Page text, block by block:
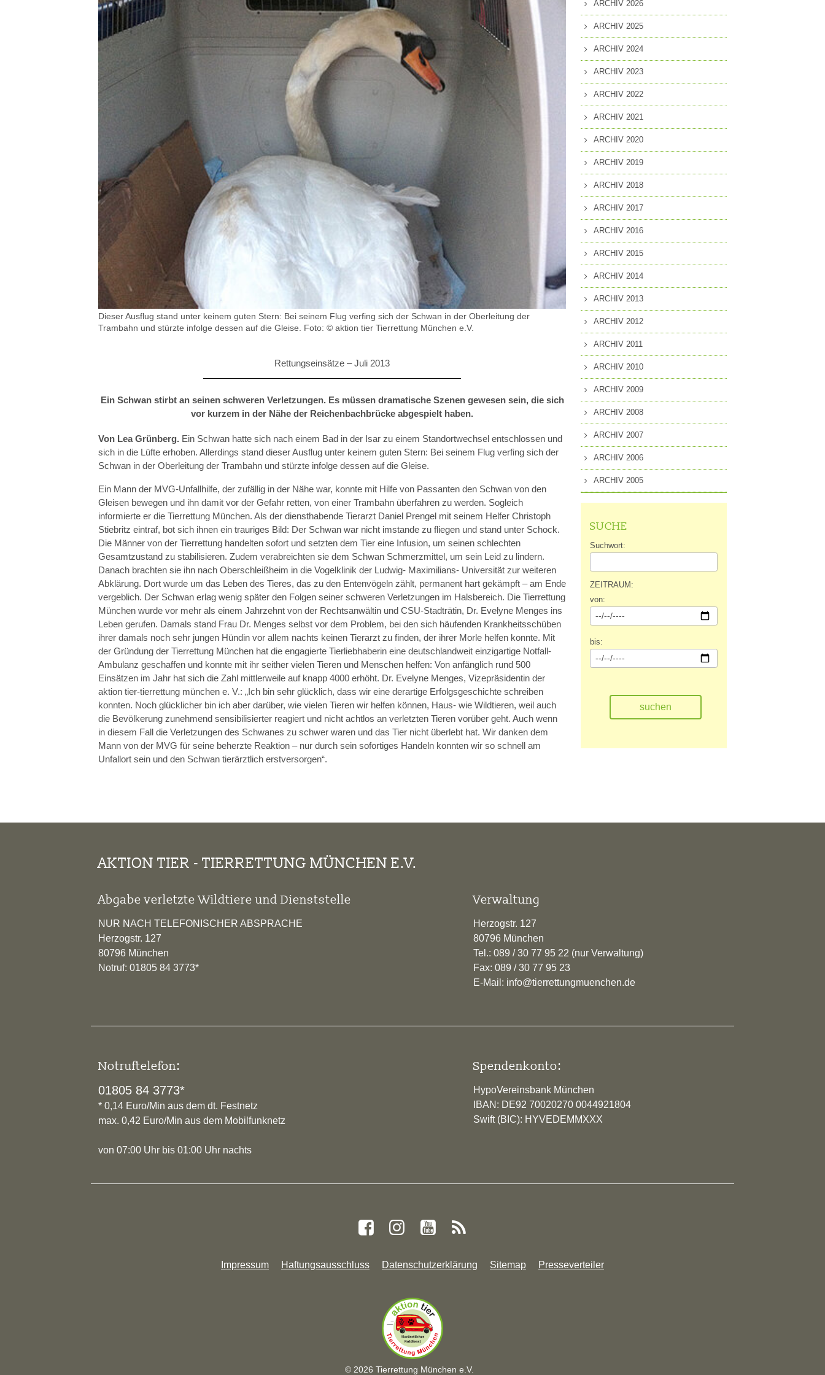
DEN TIERARZT INFORMIEREN
ERSTE HILFE LEISTEN
ATEM- UND HERZSTILLSTAND
INSEKTENSTICHE
BEIM VERSCHLUCKEN
BEI KRAMPFANFÄLLEN
HITZSCHLAG
IGEL
20 JAHRE TIERRETTUNG
FAQ
AUFGABEN
SATZUNG
GÄSTEBUCH
DATENSCHUTZ
VEREINSJOURNALE
MITGLIEDSCHAFT KÜNDIGEN
ZUWENDUNGSBESCHEINIGUNG
MITGLIEDSCHAFT
Dieser Ausflug stand unter keinem guten Stern: Bei seinem Flug verfing sich der Schwan in der Oberleitung der
Trambahn und stürzte infolge dessen auf die Gleise. Foto: © aktion tier Tierrettung München e.V.
Rettungseinsätze –Juli 2013
Ein Schwan stirbt an seinen schweren Verletzungen. Es müssen dramatische Szenen gewesen sein, die sich
vor kurzem in der Nähe der Reichenbachbrücke abgespielt haben.
Von Lea Grünberg. Ein Schwan hatte sich nach einem Bad in der Isar zu einem Standortwechsel entschlossen und
sich in die Lüfte erhoben. Allerdings stand dieser Ausflug unter keinem guten Stern: Bei seinem Flug verfing sich der
Schwan in der Oberleitung der Trambahn und stürzte infolge dessen auf die Gleise.
Ein Mann der MVG-Unfallhilfe, der zufällig in der Nähe war, konnte mit Hilfe von Passanten den Schwan von den
Gleisen bewegen und ihn damit vor der Gefahr retten, von einer Trambahn überfahren zu werden. Sogleich
informierte er die Tierrettung München. Als der diensthabende Tierarzt Daniel Prengel mit seinem Helfer Christoph
Stiebritz eintraf, bot sich ihnen ein trauriges Bild: Der Schwan war nicht imstande zu fliegen und stand unter Schock.
Die Männer von der Tierrettung handelten sofort und setzten dem Tier eine Infusion, um seinen schlechten
Gesamtzustand zu stabilisieren. Zudem verabreichten sie dem Schwan Schmerzmittel, um sein Leid zu lindern.
Danach brachten sie ihn nach Oberschleißheim in die Vogelklinik der Ludwig- Maximilians- Universität zur weiteren
Abklärung. Dort wurde um das Leben des Tieres, das zu den Entenvögeln zählt, permanent hart gekämpft – am Ende
vergeblich. Der Schwan erlag wenig später den Folgen seiner schweren Verletzungen im Halsbereich. Die Tierrettung
München wurde vor mehr als einem Jahrzehnt von der Rechtsanwältin und CSU-Stadträtin, Dr. Evelyne Menges ins
Leben gerufen. Damals stand Frau Dr. Menges selbst vor dem Problem, bei den sich häufenden Krankheitsschüben
ihrer damals noch sehr jungen Hündin vor allem nachts keinen Tierarzt zu finden, der ihrer Morle helfen konnte. Mit
der Gründung der Tierrettung München hat die engagierte Tierliebhaberin eine deutschlandweit einzigartige Notfall-
Ambulanz geschaffen und konnte mit ihr seither vielen Tieren und Menschen helfen: Von anfänglich rund 500
Einsätzen im Jahr hat sich die Zahl mittlerweile auf knapp 4000 erhöht. Dr. Evelyne Menges, Vizepräsidentin der
aktion tier-tierrettung münchen e. V.: „Ich bin sehr glücklich, dass wir eine derartige Erfolgsgeschichte schreiben
konnten. Noch glücklicher bin ich aber darüber, wie vielen Tieren wir helfen können, Haus- wie Wildtieren, weil auch
die Bevölkerung zunehmend sensibilisierter reagiert und nicht achtlos an verletzten Tieren vorüber geht. Auch wenn
in diesem Fall die Verletzungen des Schwanes zu schwer waren und das Tier nicht überlebt hat. Wir danken dem
Mann von der MVG für seine beherzte Reaktion – nur durch sein sofortiges Handeln konnten wir so schnell am
Unfallort sein und den Schwan tierärztlich erstversorgen“.
ARCHIV 2026
ARCHIV 2025
ARCHIV 2024
ARCHIV 2023
ARCHIV 2022
ARCHIV 2021
ARCHIV 2020
ARCHIV 2019
ARCHIV 2018
ARCHIV 2017
ARCHIV 2016
ARCHIV 2015
ARCHIV 2014
ARCHIV 2013
ARCHIV 2012
ARCHIV 2011
ARCHIV 2010
ARCHIV 2009
ARCHIV 2008
ARCHIV 2007
ARCHIV 2006
ARCHIV 2005
SUCHE
Suchwort:
ZEITRAUM:
von:
bis:
AKTION TIER - TIERRETTUNG MÜNCHEN E.V.
Abgabe verletzte Wildtiere und Dienststelle
NUR NACH TELEFONISCHER ABSPRACHE
Herzogstr. 127
80796 München
Notruf: 01805 84 3773*
Verwaltung
Herzogstr. 127
80796 München
Tel.: 089 / 30 77 95 22 (nur Verwaltung)
Fax: 089 / 30 77 95 23
E-Mail: info@tierrettungmuenchen.de
Notruftelefon:
01805 84 3773*
* 0,14 Euro/Min aus dem dt. Festnetz
max. 0,42 Euro/Min aus dem Mobilfunknetz
von 07:00 Uhr bis 01:00 Uhr nachts
Spendenkonto:
HypoVereinsbank München
IBAN: DE92 70020270 0044921804
Swift (BIC): HYVEDEMMXXX
Impressum Haftungsausschluss Datenschutzerklärung Sitemap Presseverteiler
© 2026 Tierrettung München e.V.